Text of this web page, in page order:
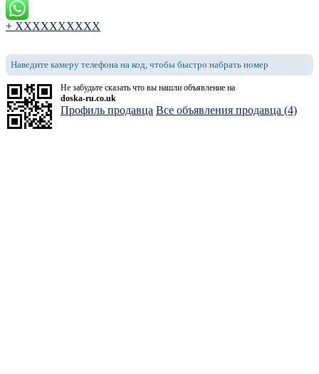
+ XXXXXXXXXX
Наведите камеру телефона на код, чтобы быстро набрать номер
Не забудьте сказать что вы нашли объявление на
doska-ru.co.uk
Профиль продавца Все объявления продавца (4)